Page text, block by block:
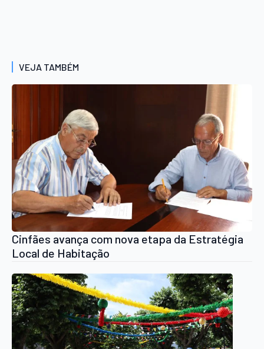
VEJA TAMBÉM
Cinfães avança com nova etapa da Estratégia
Local de Habitação